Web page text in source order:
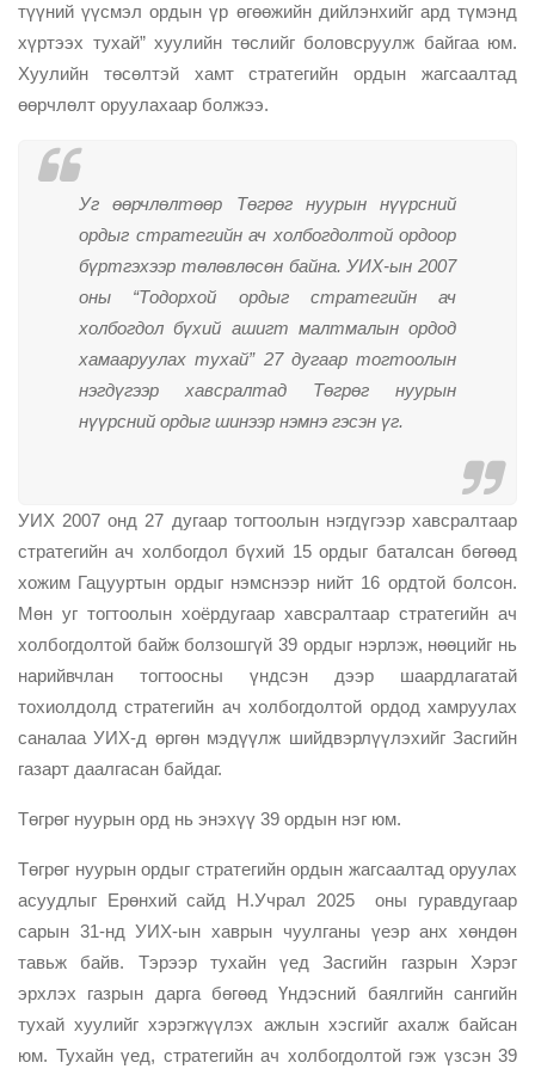
түүний үүсмэл ордын үр өгөөжийн дийлэнхийг ард түмэнд
хүртээх тухай” хуулийн төслийг боловсруулж байгаа юм.
Хуулийн төсөлтэй хамт стратегийн ордын жагсаалтад
өөрчлөлт оруулахаар болжээ.
Уг өөрчлөлтөөр Төгрөг нуурын нүүрсний
ордыг стратегийн ач холбогдолтой ордоор
бүртгэхээр төлөвлөсөн байна. УИХ-ын 2007
оны “Тодорхой ордыг стратегийн ач
холбогдол бүхий ашигт малтмалын ордод
хамааруулах тухай” 27 дугаар тогтоолын
нэгдүгээр хавсралтад Төгрөг нуурын
нүүрсний ордыг шинээр нэмнэ гэсэн үг.
УИХ 2007 онд 27 дугаар тогтоолын нэгдүгээр хавсралтаар
стратегийн ач холбогдол бүхий 15 ордыг баталсан бөгөөд
хожим Гацууртын ордыг нэмснээр нийт 16 ордтой болсон.
Мөн уг тогтоолын хоёрдугаар хавсралтаар стратегийн ач
холбогдолтой байж болзошгүй 39 ордыг нэрлэж, нөөцийг нь
нарийвчлан тогтоосны үндсэн дээр шаардлагатай
тохиолдолд стратегийн ач холбогдолтой ордод хамруулах
саналаа УИХ-д өргөн мэдүүлж шийдвэрлүүлэхийг Засгийн
газарт даалгасан байдаг.
Төгрөг нуурын орд нь энэхүү 39 ордын нэг юм.
Төгрөг нуурын ордыг стратегийн ордын жагсаалтад оруулах
асуудлыг Ерөнхий сайд Н.Учрал 2025 оны гуравдугаар
сарын 31-нд УИХ-ын хаврын чуулганы үеэр анх хөндөн
тавьж байв. Тэрээр тухайн үед Засгийн газрын Хэрэг
эрхлэх газрын дарга бөгөөд Үндэсний баялгийн сангийн
тухай хуулийг хэрэгжүүлэх ажлын хэсгийг ахалж байсан
юм. Тухайн үед, стратегийн ач холбогдолтой гэж үзсэн 39